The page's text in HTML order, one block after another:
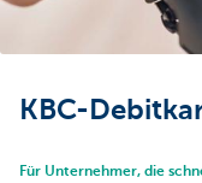
KBC-
Für Unternehmer, die